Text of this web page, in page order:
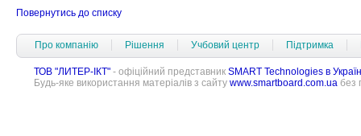
Повернутись до списку
Про компанію Рішення Учбовий центр Підтримка
ТОВ "ЛИТЕР-ІКТ" - офіційний представник SMART Technologies в
Будь-яке використання матеріалів з сайту www.smartboard.com.ua без